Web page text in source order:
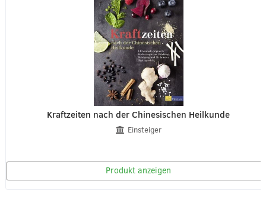
Kraftzeiten nach der Chinesischen Heilkunde
Einsteiger
Produkt anzeigen